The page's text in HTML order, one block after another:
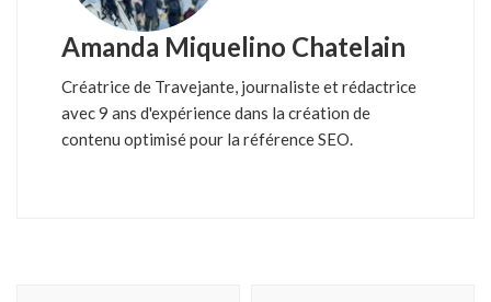
Amanda Miquelino Chatelain
Créatrice de Travejante, journaliste et rédactrice
avec 9 ans d'expérience dans la création de
contenu optimisé pour la référence SEO.